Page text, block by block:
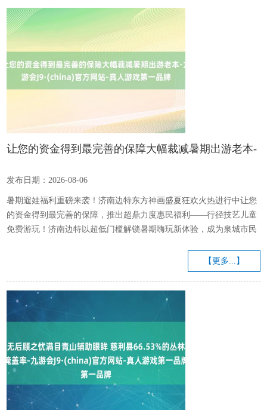
让您的资金得到最完善的保障大幅裁减暑期出游老本-
发布日期：2026-08-06
暑期遛娃福利重磅来袭！济南边特东方神画盛夏狂欢火热进行中让您
的资金得到最完善的保障，推出超鼎力度惠民福利——行径技艺儿童
免费游玩！济南边特以超低门槛解锁暑期嗨玩新体验，成为泉城市民
重磅推出儿童免费福利：14周岁及以下儿童在成东谈主奉陪下可享免
门票入园，优惠由衷满满。亲子家庭一票即可畅玩景区总共主题游乐
式遛娃，让孩子尽享夏令得志。 超值福利以外，济南边特还全心打造
了全标的、全...
【更多...】